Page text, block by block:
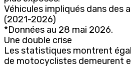
Véhicules impliqués dans des
(2021-2026)
*Données au 28 mai 2026.
Une double crise
Les statistiques montrent
de motocyclistes demeurent